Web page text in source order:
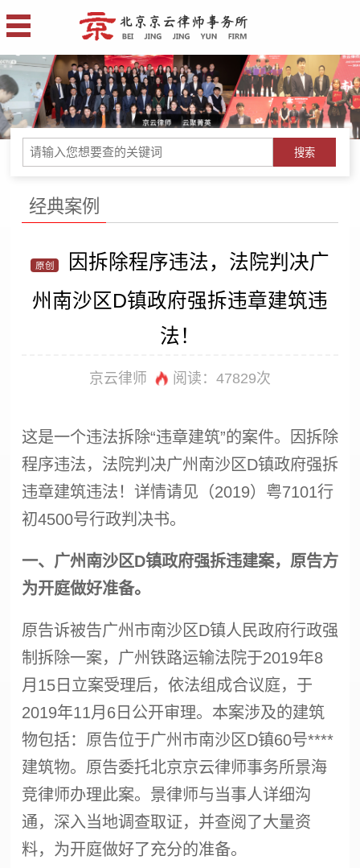
搜索
经典案例
原创
因拆除程序违法，法院判决广
州南沙区D镇政府强拆违章建筑违
法！
京云律师 阅读：47829次
这是一个违法拆除“违章建筑”的案件。因拆除
程序违法，法院判决广州南沙区D镇政府强拆
违章建筑违法！详情请见（2019）粤7101行
初4500号行政判决书。
一、广州南沙区D镇政府强拆违建案，原告方
为开庭做好准备。
原告诉被告广州市南沙区D镇人民政府行政强
制拆除一案，广州铁路运输法院于2019年8
月15日立案受理后，依法组成合议庭，于
2019年11月6日公开审理。本案涉及的建筑
物包括：原告位于广州市南沙区D镇60号****
建筑物。原告委托北京京云律师事务所景海
竞律师办理此案。景律师与当事人详细沟
通，深入当地调查取证，并查阅了大量资
料，为开庭做好了充分的准备。